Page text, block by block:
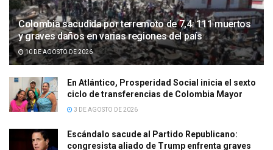
Colombia sacudida por terremoto de 7,4: 111 muertos
y graves daños en varias regiones del país
10 DE AGOSTO DE 2026
En Atlántico, Prosperidad Social inicia el sexto
ciclo de transferencias de Colombia Mayor
3 DE AGOSTO DE 2026
Escándalo sacude al Partido Republicano:
congresista aliado de Trump enfrenta graves